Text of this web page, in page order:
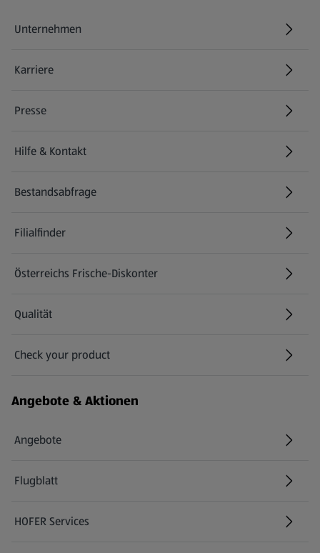
Unternehmen
Karriere
(öffnet in einem neuen Tab)
Presse
Hilfe & Kontakt
(öffnet in einem neuen Tab)
Bestandsabfrage
(öffnet in einem neuen Tab)
Filialfinder
Österreichs Frische-Diskonter
Qualität
Check your product
(öffnet in einem neuen Tab)
Angebote & Aktionen
Angebote
Flugblatt
HOFER Services